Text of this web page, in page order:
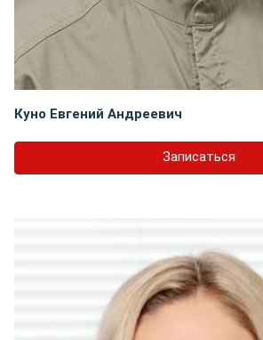
Куно Евгений Андреевич
Записаться